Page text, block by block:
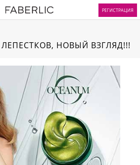
РЕГИСТРАЦИЯ
НОВЫЙ ВЗГЛЯД!!!